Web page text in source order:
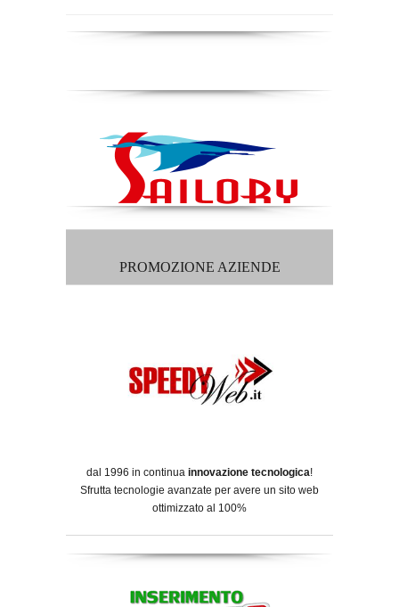
PROMOZIONE AZIENDE
dal 1996 in continua innovazione tecnologica!
Sfrutta tecnologie avanzate per avere un sito web
ottimizzato al 100%